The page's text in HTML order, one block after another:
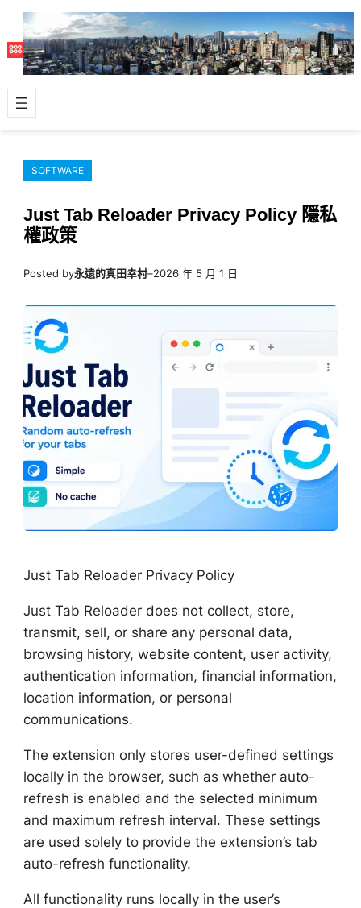
主
容
SOFTWARE
Just Tab Reloader Privacy Policy 隱私
權政策
Posted by永遠的真田幸村–2026 年 5 月 1 日
Just Tab Reloader Privacy Policy
Just Tab Reloader does not collect, store,
transmit, sell, or share any personal data,
browsing history, website content, user activity,
authentication information, financial information,
location information, or personal
communications.
The extension only stores user-defined settings
locally in the browser, such as whether auto-
refresh is enabled and the selected minimum
and maximum refresh interval. These settings
are used solely to provide the extension’s tab
auto-refresh functionality.
All functionality runs locally in the user’s